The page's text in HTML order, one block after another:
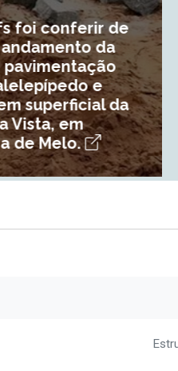
Julho Amarelo: mês
e
às Hepatites